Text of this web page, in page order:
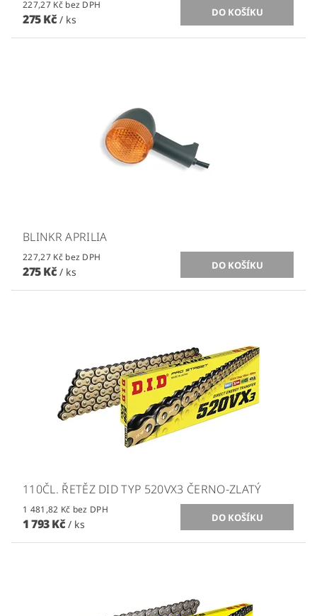
227,27 Kč bez DPH
275 Kč / ks
BLINKR APRILIA
227,27 Kč bez DPH
275 Kč / ks
110ČL. ŘETĚZ DID TYP 520VX3 ČERNO-ZLATÝ
1 481,82 Kč bez DPH
1 793 Kč / ks